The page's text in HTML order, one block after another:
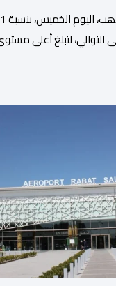
التوالي، لتبلغ أعلى
بنسبة 1 في المائة إلى